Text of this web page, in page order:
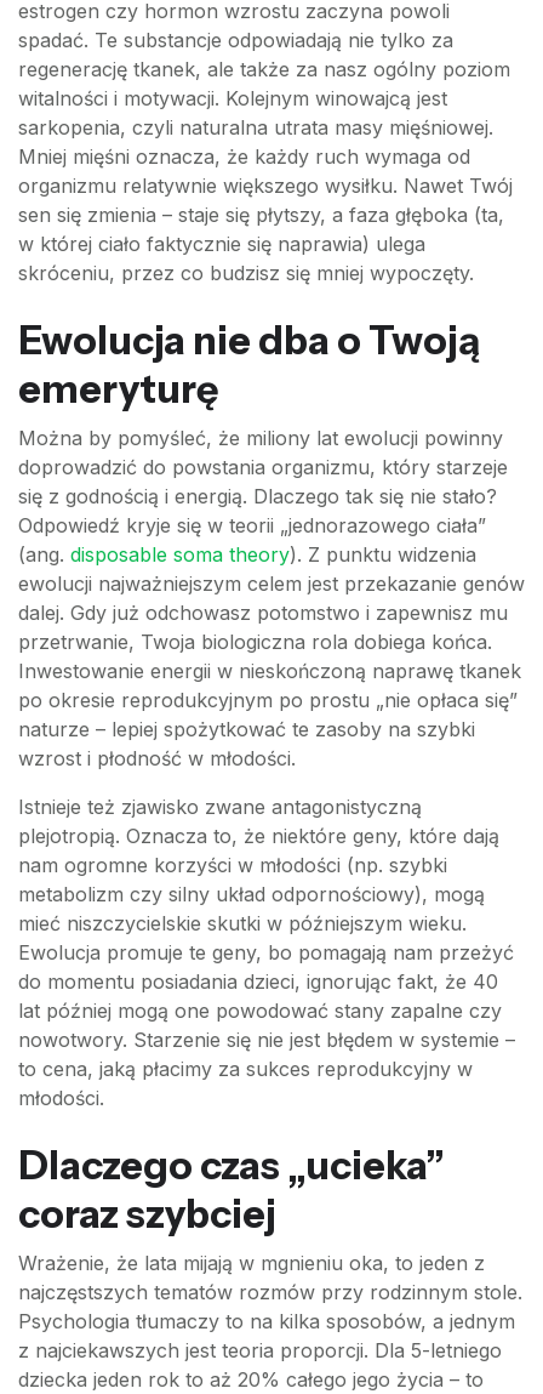
estrogen czy hormon wzrostu zaczyna powoli
spadać. Te substancje odpowiadają nie tylko za
regenerację tkanek, ale także za nasz ogólny poziom
witalności i motywacji. Kolejnym winowajcą jest
sarkopenia, czyli naturalna utrata masy mięśniowej.
Mniej mięśni oznacza, że każdy ruch wymaga od
organizmu relatywnie większego wysiłku. Nawet Twój
sen się zmienia – staje się płytszy, a faza głęboka (ta,
w której ciało faktycznie się naprawia) ulega
skróceniu, przez co budzisz się mniej wypoczęty.
Ewolucja nie dba o Twoją
emeryturę
Można by pomyśleć, że miliony lat ewolucji powinny
doprowadzić do powstania organizmu, który starzeje
się z godnością i energią. Dlaczego tak się nie stało?
Odpowiedź kryje się w teorii „jednorazowego ciała”
(ang. disposable soma theory). Z punktu widzenia
ewolucji najważniejszym celem jest przekazanie genów
dalej. Gdy już odchowasz potomstwo i zapewnisz mu
przetrwanie, Twoja biologiczna rola dobiega końca.
Inwestowanie energii w nieskończoną naprawę tkanek
po okresie reprodukcyjnym po prostu „nie opłaca się”
naturze – lepiej spożytkować te zasoby na szybki
wzrost i płodność w młodości.
Istnieje też zjawisko zwane antagonistyczną
plejotropią. Oznacza to, że niektóre geny, które dają
nam ogromne korzyści w młodości (np. szybki
metabolizm czy silny układ odpornościowy), mogą
mieć niszczycielskie skutki w późniejszym wieku.
Ewolucja promuje te geny, bo pomagają nam przeżyć
do momentu posiadania dzieci, ignorując fakt, że 40
lat później mogą one powodować stany zapalne czy
nowotwory. Starzenie się nie jest błędem w systemie –
to cena, jaką płacimy za sukces reprodukcyjny w
młodości.
Dlaczego czas „ucieka”
coraz szybciej
Wrażenie, że lata mijają w mgnieniu oka, to jeden z
najczęstszych tematów rozmów przy rodzinnym stole.
Psychologia tłumaczy to na kilka sposobów, a jednym
z najciekawszych jest teoria proporcji. Dla 5-letniego
dziecka jeden rok to aż 20% całego jego życia – to